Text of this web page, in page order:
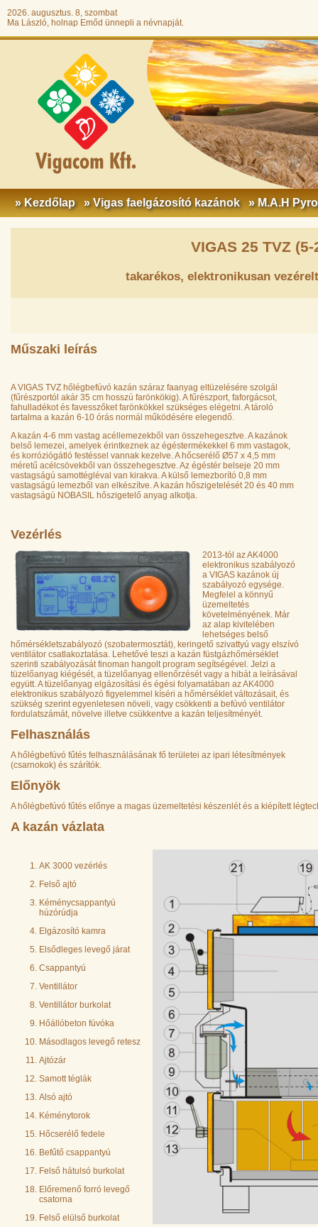
2026. augusztus. 8, szombat
Ma László, holnap Emőd ünnepli a névnapját.
» Kezdőlap » Vigas faelgázosító kazánok » M.A.H
VIGAS 25 TVZ
takarékos, elektronikusan
Műszaki leírás
A VIGAS TVZ hőlégbefúvó kazán száraz faanyag eltüzelésére szolgál
(fűrészportól akár 35 cm hosszú farönkökig). A fűrészport, faforgácsot,
fahulladékot és favesszőket farönkökkel szükséges elégetni. A tároló
tartalma a kazán 6-10 órás normál működésére elegendő.
A kazán 4-6 mm vastag acéllemezekből van összehegesztve. A kazánok
belső lemezei, amelyek érintkeznek az égéstermékekkel 6 mm vastagok,
és korróziógátló festéssel vannak kezelve. A hőcserélő Ø57 x 4,5 mm
méretű acélcsövekből van összehegesztve. Az égéstér belseje 20 mm
vastagságú samottégléval van kirakva. A külső lemezborító 0,8 mm
vastagságú lemezből van elkészítve. A kazán hőszigetelését 20 és 40 mm
vastagságú NOBASIL hőszigetelő anyag alkotja.
Vezérlés
2013-tól az AK4000
elektronikus szabályozó
a VIGAS kazánok új
szabályozó egysége.
Megfelel a könnyű
üzemeltetés
követelményének. Már
az alap kivitelében
lehetséges belső
hőmérsékletszabályozó (szobatermosztát), keringető szivattyú vagy elszívó
ventilátor csatlakoztatása. Lehetővé teszi a kazán füstgázhőmérséklet
szerinti szabályozását finoman hangolt program segítségével. Jelzi a
tüzelőanyag kiégését, a tüzelőanyag ellenőrzését vagy a hibát a leírásával
együtt. A tüzelőanyag elgázosítási és égési folyamatában az AK4000
elektronikus szabályozó figyelemmel kíséri a hőmérséklet változásait, és
szükség szerint egyenletesen növeli, vagy csökkenti a befúvó ventilátor
fordulatszámát, növelve illetve csükkentve a kazán teljesítményét.
Felhasználás
A hőlégbefúvó fűtés felhasználásának fő területei az ipari létesítmények
(csarnokok) és szárítók.
Előnyök
A hőlégbefúvó fűtés előnye a magas üzemeltetési készenlét és a kiépített
A kazán vázlata
AK 3000 vezérlés
Felső ajtó
Kéménycsappantyú
húzórúdja
Elgázosító kamra
Elsődleges levegő járat
Csappantyú
Ventillátor
Ventillátor burkolat
Hőállóbeton fúvóka
Másodlagos levegő retesz
Ajtózár
Samott téglák
Alsó ajtó
Kéménytorok
Hőcserélő fedele
Befűtő csappantyú
Felső hátulsó burkolat
Előremenő forró levegő
csatorna
Felső elülső burkolat